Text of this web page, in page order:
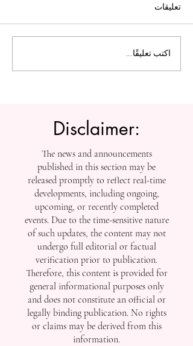
الجامعة السويسرية الدولية
تفتح أبواب التسجيل بعد
تعليقات
اكتب تعليقًا...
Disclaimer:
The news and announcements
published in this section may be
released promptly to reflect real-time
developments, including ongoing,
upcoming, or recently completed
events. Due to the time-sensitive nature
of such updates, the content may not
undergo full editorial or factual
verification prior to publication.
Therefore, this content is provided for
general informational purposes only
and does not constitute an official or
legally binding publication. No rights
or claims may be derived from this
information.